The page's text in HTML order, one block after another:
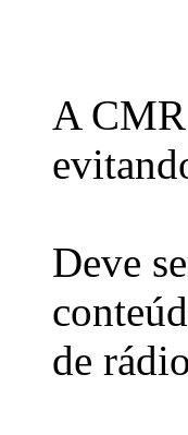
A
Deve
de